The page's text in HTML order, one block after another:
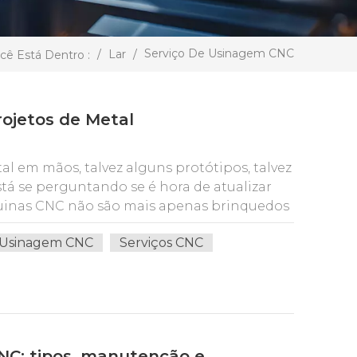
Está Dentro : / Lar / Serviço De Usinagem CNC
de Metal
em mãos, talvez alguns protótipos, talvez
se perguntando se é hora de atualizar
CNC não são mais apenas brinquedos
Hoje, oficinas de todos os
corte, moinho, furar, e moldar metal
CNC Serviços CNC